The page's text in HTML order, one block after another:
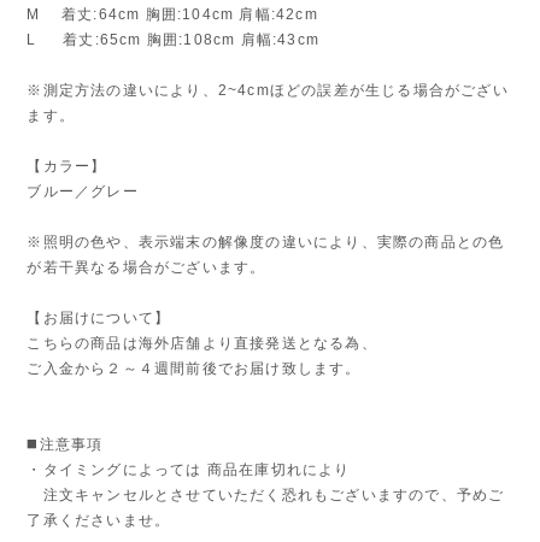
M 着丈:64cm 胸囲:104cm 肩幅:42cm
L 着丈:65cm 胸囲:108cm 肩幅:43cm
※測定方法の違いにより、2~4cmほどの誤差が生じる場合がござい
ます。
【カラー】
ブルー／グレー
※照明の色や、表示端末の解像度の違いにより、実際の商品との色
が若干異なる場合がございます。
【お届けについて】
こちらの商品は海外店舗より直接発送となる為、
ご入金から２～４週間前後でお届け致します。
◼️注意事項
・タイミングによっては 商品在庫切れにより
注文キャンセルとさせていただく恐れもございますので、予めご
了承くださいませ。